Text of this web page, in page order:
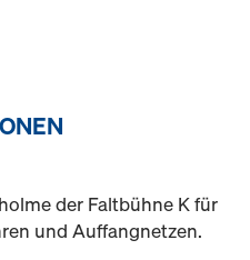
der Faltbühne K für
und Auffangnetzen.